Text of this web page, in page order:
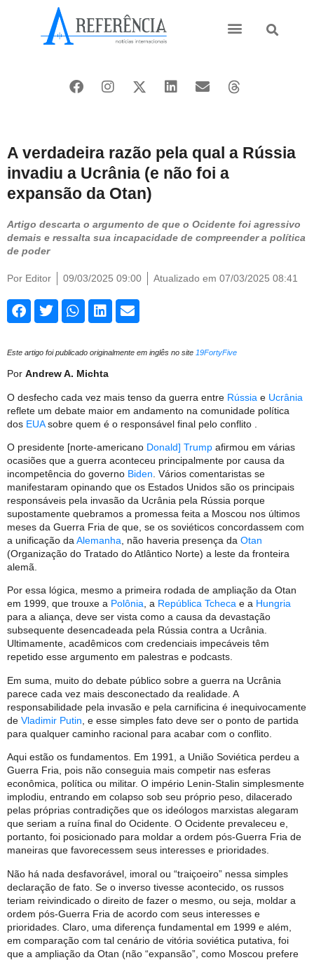
A verdadeira razão pela qual a Rússia
invadiu a Ucrânia (e não foi a
expansão da Otan)
Artigo descarta o argumento de que o Ocidente foi agressivo
demais e ressalta sua incapacidade de compreender a política
de poder
Por Editor 09/03/2025 09:00 Atualizado em 07/03/2025 08:41
Este artigo foi publicado originalmente em inglês no site 19FortyFive
Por Andrew A. Michta
O desfecho cada vez mais tenso da guerra entre Rússia e Ucrânia
reflete um debate maior em andamento na comunidade política
dos EUAsobre quem é o responsável final pelo conflito .
O presidente [norte-americano Donald] Trump afirmou em várias
ocasiões que a guerra aconteceu principalmente por causa da
incompetência do governo Biden . Vários comentaristas se
manifestaram opinando que os Estados Unidos são os principais
responsáveis ​​pela invasão da Ucrânia pela Rússia porque
supostamente quebramos a promessa feita a Moscou nos últimos
meses da Guerra Fria de que, se os soviéticos concordassem com
a unificação da Alemanha , não haveria presença da Otan
(Organização do Tratado do Atlântico Norte) a leste da fronteira
alemã.
Por essa lógica, mesmo a primeira rodada de ampliação da Otan
em 1999, que trouxe a Polônia, a República Tcheca e a Hungria
para a aliança, deve ser vista como a causa da devastação
subsequente desencadeada pela Rússia contra a Ucrânia.
Ultimamente, acadêmicos com credenciais impecáveis ​​têm
repetido esse argumento em palestras e podcasts.
Em suma, muito do debate público sobre a guerra na Ucrânia
parece cada vez mais desconectado da realidade. A
responsabilidade pela invasão e pela carnificina é inequivocamente
de Vladimir Putin , e esse simples fato deve ser o ponto de partida
para qualquer caminho racional para acabar com o conflito.
Aqui estão os fundamentos. Em 1991, a União Soviética perdeu a
Guerra Fria, pois não conseguia mais competir nas esferas
econômica, política ou militar. O império Lenin-Stalin simplesmente
implodiu, entrando em colapso sob seu próprio peso, dilacerado
pelas próprias contradições que os ideólogos marxistas alegaram
que seriam a ruína final do Ocidente. O Ocidente prevaleceu e,
portanto, foi posicionado para moldar a ordem pós-Guerra Fria de
maneiras que favorecessem seus interesses e prioridades.
Não há nada desfavorável, imoral ou “traiçoeiro” nessa simples
declaração de fato. Se o inverso tivesse acontecido, os russos
teriam reivindicado o direito de fazer o mesmo, ou seja, moldar a
ordem pós-Guerra Fria de acordo com seus interesses e
prioridades. Claro, uma diferença fundamental em 1999 e além,
em comparação com tal cenário de vitória soviética putativa, foi
que a ampliação da Otan (não “expansão”, como Moscou prefere